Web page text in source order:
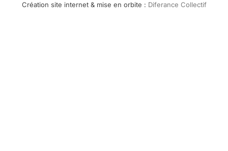
Création site internet & mise en orbite : Diferance Collectif